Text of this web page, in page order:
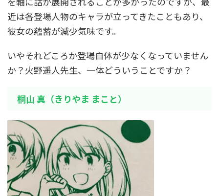
近は各登場人物のキャラが立ってきたこともあり、
彼女の蘊蓄が減少気味です。
いやそれどころか登場自体が少なくなっていません
か？火野遥人先生、一体どういうことですか？
桐山 真（きりやま まこと）